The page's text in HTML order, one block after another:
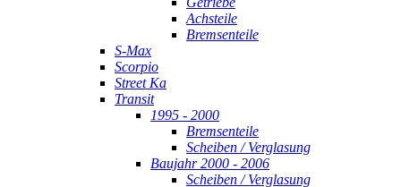
Achsteile
Bremsenteile
S-Max
Scorpio
Street Ka
Transit
1995 - 2000
Bremsenteile
Scheiben / Verglasung
Baujahr 2000 - 2006
Scheiben / Verglasung